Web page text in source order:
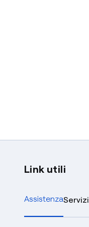
Link utili
AssistenzaServizi